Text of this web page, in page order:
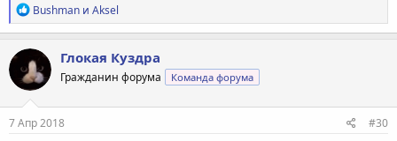
Р
е
а
к
ц
и
и
:
Bushman и Aksel
Глокая Куздра
Гражданин форума Команда форума
7 Апр 2018 #30